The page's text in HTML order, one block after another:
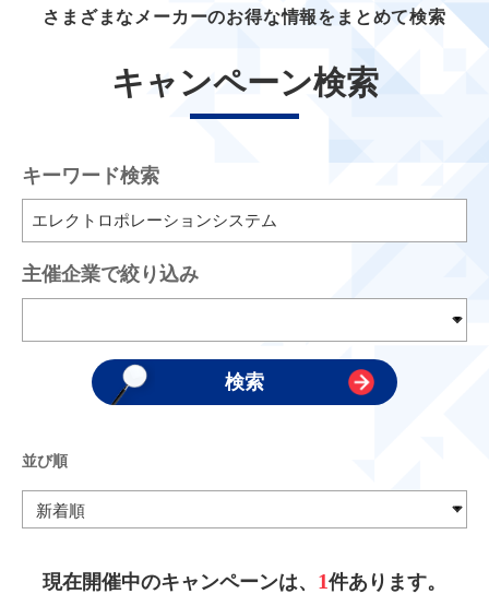
さまざまなメーカーのお得な情報をまとめて検索
キャンペーン検索
キーワード検索
主催企業で絞り込み
並び順
現在開催中のキャンペーンは、 1件あります。